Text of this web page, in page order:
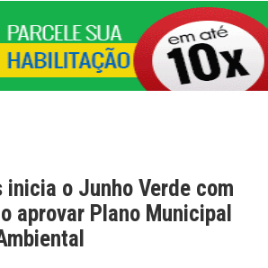
inicia o Junho Verde com
aprovar Plano Municipal